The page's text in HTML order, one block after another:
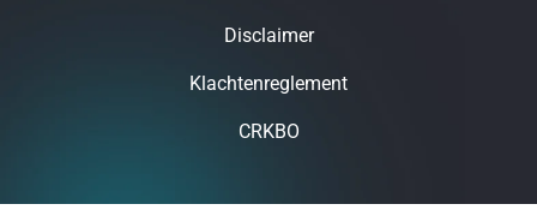
Disclaimer
Klachtenreglement
CRKBO